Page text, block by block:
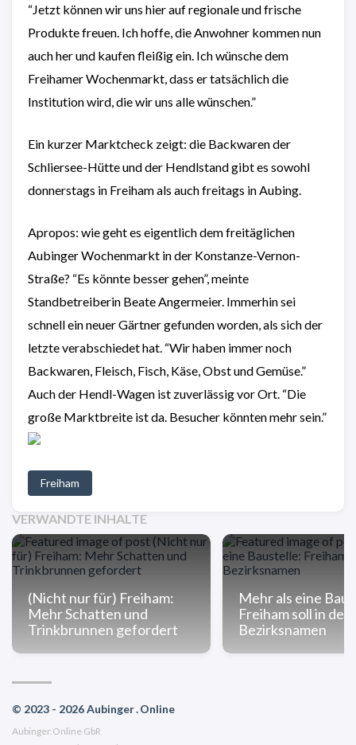
“Jetzt können wir uns hier auf regionale und frische
Produkte freuen. Ich hoffe, die Anwohner kommen nun
auch her und kaufen fleißig ein. Ich wünsche dem
Freihamer Wochenmarkt, dass er tatsächlich die
Institution wird, die wir uns alle wünschen.”
Ein kurzer Marktcheck zeigt: die Backwaren der
Schliersee-Hütte und der Hendlstand gibt es sowohl
donnerstags in Freiham als auch freitags in Aubing.
Apropos: wie geht es eigentlich dem freitäglichen
Aubinger Wochenmarkt in der Konstanze-Vernon-
Straße? “Es könnte besser gehen”, meinte
Standbetreiberin Beate Angermeier. Immerhin sei
schnell ein neuer Gärtner gefunden worden, als sich der
letzte verabschiedet hat. “Wir haben immer noch
Backwaren, Fleisch, Fisch, Käse, Obst und Gemüse.”
Auch der Hendl-Wagen ist zuverlässig vor Ort. “Die
große Marktbreite ist da. Besucher könnten mehr sein.”
Freiham
VERWANDTE INHALTE
(Nicht nur für) Freiham:
Mehr Schatten und
Trinkbrunnen gefordert
Mehr als eine
Freiham soll in den
Bezirksnamen
© 2023 - 2026 Aubinger . Online
Aubinger.Online GbR